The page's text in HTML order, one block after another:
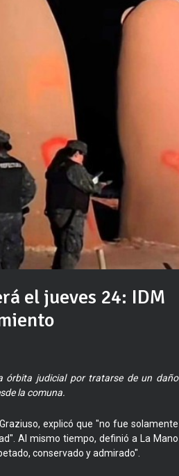
el jueves 24: IDM
órbita judicial por tratarse de un daño
la comuna.
explicó que "no fue solamente
Al mismo tiempo, definió a La Mano
conservado y admirado".